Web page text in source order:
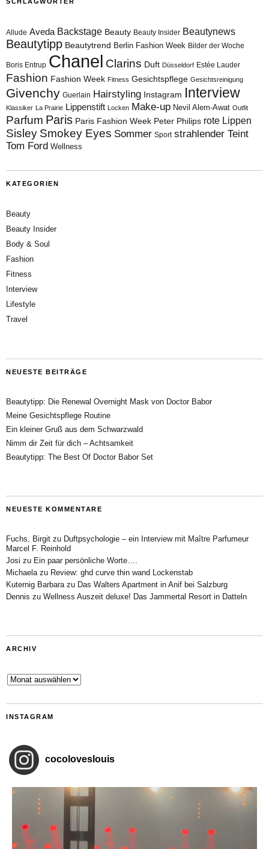
Allude Aveda Backstage Beauty Beauty Insider Beautynews
Beautytipp Beautytrend Berlin Fashion Week Bilder der Woche
Boris Entrup Chanel Clarins Duft Düsseldorf Estée Lauder
Fashion Fashion Week Fitness Gesichtspflege Gesichtsreinigung
Givenchy Guerlain Hairstyling Instagram Interview
Klassiker La Prairie Lippenstift Locken Make-up Nevil Alem-Awat Outfit
Parfum Paris Paris Fashion Week Peter Philips rote Lippen
Sisley Smokey Eyes Sommer Sport strahlender Teint
Tom Ford Wellness
KATEGORIEN
Beauty
Beauty Insider
Body & Soul
Fashion
Fitness
Interview
Lifestyle
Travel
NEUESTE BEITRÄGE
Beautytipp: Die Renewal Overnight Mask von Doctor Babor
Meine Gesichtspflege Routine
Ein kleiner Gruß aus dem Schwarzwald
Nimm dir Zeit für dich – Achtsamkeit
Beautytipp: The Best Of Doctor Babor Set
NEUESTE KOMMENTARE
Fuchs, Birgit zu Duftpsychologie – ein Interview mit Maître Parfumeur
Marcel F. Reinhold
Josi zu Ein paar persönliche Worte….
Michaela zu Review: ghd curve thin wand Lockenstab
Kuternig Barbara zu Das Walters Apartment in Anif bei Salzburg
Dennis zu Wellness Auszeit deluxe! Das Jammertal Resort in Datteln
ARCHIV
Archiv
INSTAGRAM
cocoloveslouis